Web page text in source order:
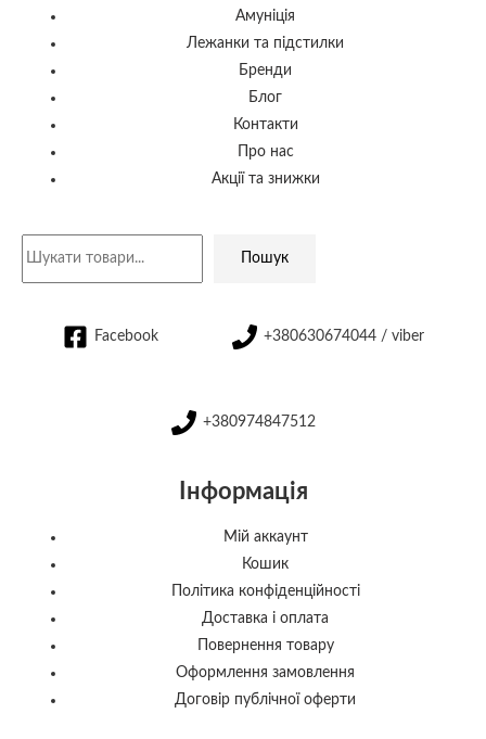
Амуніція
Лежанки та підстилки
Бренди
Блог
Контакти
Про нас
Акції та знижки
Пошук
Facebook +380630674044 / viber
+380974847512
Інформація
Мій аккаунт
Кошик
Політика конфіденційності
Доставка і оплата
Повернення товару
Оформлення замовлення
Договір публічної оферти